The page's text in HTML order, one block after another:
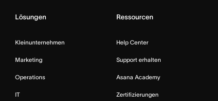
Lösungen
Kleinunternehmen
Marketing
Operations
IT
Ressourcen
Help Center
Support erhalten
Asana Academy
Zertifizierungen